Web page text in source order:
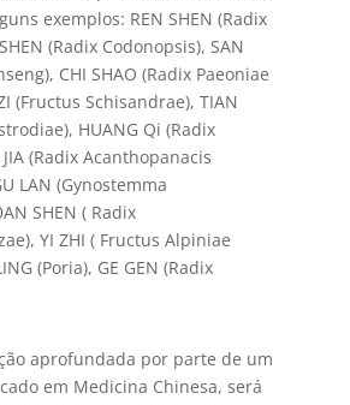
exemplos: REN SHEN (Radix
(Radix Codonopsis), SAN
CHI SHAO (Radix Paeoniae
(Fructus Schisandrae), TIAN
HUANG Qi (Radix
(Radix Acanthopanacis
LAN (Gynostemma
SHEN ( Radix
YI ZHI ( Fructus Alpiniae
(Poria), GE GEN (Radix
aprofundada por parte de um
em Medicina Chinesa, será